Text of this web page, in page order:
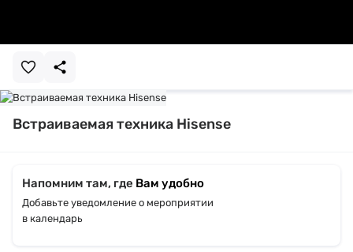
Встраиваемая техника Hisense
Напомним там, где Вам удобно
Добавьте уведомление о мероприятии
в календарь